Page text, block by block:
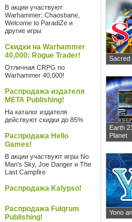
В акции участвуют
Warhammer: Chaosbane,
Welcome to ParadiZe и
другие игры
Скидки на Warhammer
40,000: Rogue Trader!
Отличная CRPG по
Warhammer 40,000!
Распродажа издателя
META Publishing!
На каталог издателя
действуют скидки до 85%
Распродажа Hello
Games!
В акции участвуют игры No
Man's Sky, Joe Danger и The
Last Campfire
Распродажа Kalypso!
Распродажа Fulqrum
Publishing!
Sacred
Earth
Planet
Yono